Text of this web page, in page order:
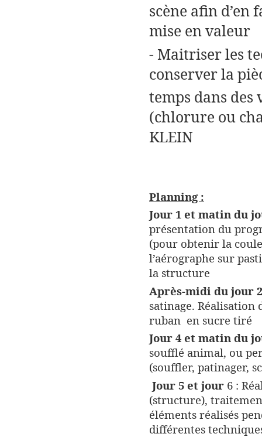
scène afin d’en
mise en valeur
- Maitriser les
conserver la
temps dans des
(chlorure ou
KLEIN
Planning :
Jour 1 et matin du
présentation du
(pour obtenir la
l’aérographe sur
la structure
Après-midi du jour
satinage. Réalisation
ruban en sucre tiré
Jour 4 et matin du
soufflé animal, ou
(souffler, patinager,
Jour 5 et jour 6 :
(structure),
éléments réalisés
différentes